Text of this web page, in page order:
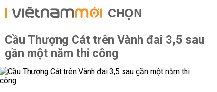
CHỌN
Cầu Thượng Cát trên Vành đai 3,5 sau
gần một năm thi công